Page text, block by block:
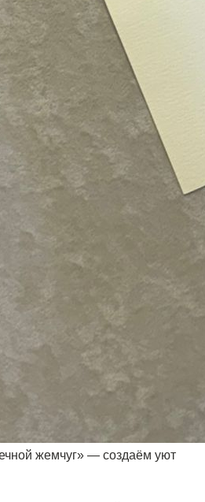
жемчуг» — создаём уют